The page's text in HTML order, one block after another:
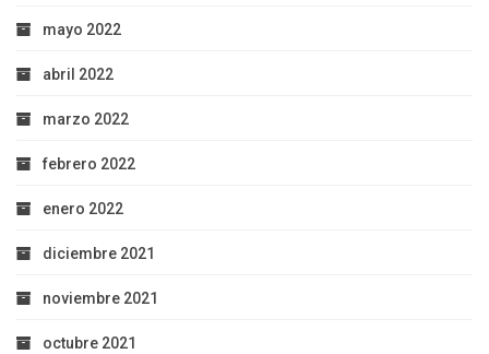
mayo 2022
abril 2022
marzo 2022
febrero 2022
enero 2022
diciembre 2021
noviembre 2021
octubre 2021